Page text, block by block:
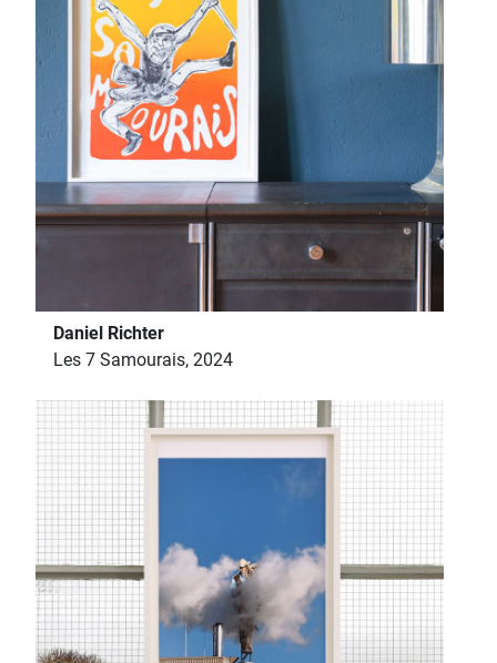
Daniel Richter
Les 7 Samourais, 2024